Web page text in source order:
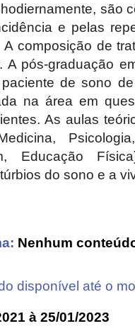
são
e pelas
composição de
A pós-graduação
de sono
na área em
As aulas
Educação
do sono e a
Nenhum
disponível até o
à 25/01/2023